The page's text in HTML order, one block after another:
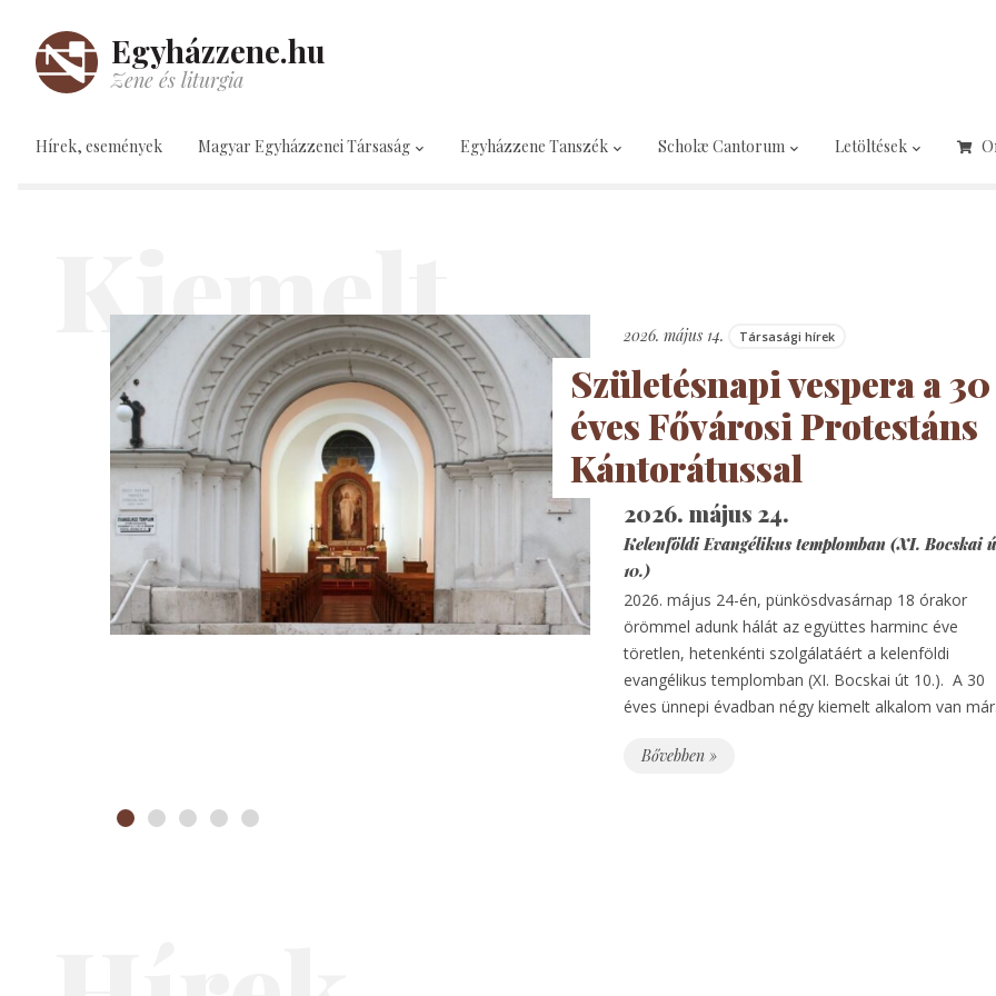
Egyházzene.hu
Zene és liturgia
Hírek, események Magyar Egyházzenei Társaság Egyházzene Tanszék Scholæ Cantorum Letöltések
Kiemelt
2026. május 14. Társasági hírek
vespera a 30
Fővárosi Protestáns
2026. május 24.
Kelenföldi Evangélikus templomban (XI. Bocskai út
2026. május 24-én, pünkösdvasárnap 18 órakor
örömmel adunk hálát az együttes harminc éve